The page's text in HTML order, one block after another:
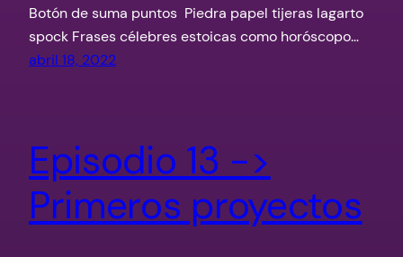
Botón de suma puntos Piedra papel tijeras lagarto
spock Frases célebres estoicas como horóscopo…
abril 18, 2022
Episodio 13 ->
Primeros proyectos